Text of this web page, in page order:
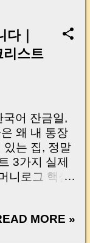
｜
리스트
어 잔금일,
왜 내 통장
있는 집, 정말
3가지 실제
니로그 핵심
Has aMORE »